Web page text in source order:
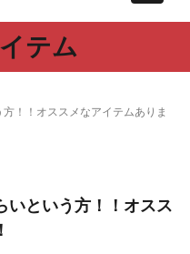
テム
！！オススメなアイテムありま
いという方！！オスス